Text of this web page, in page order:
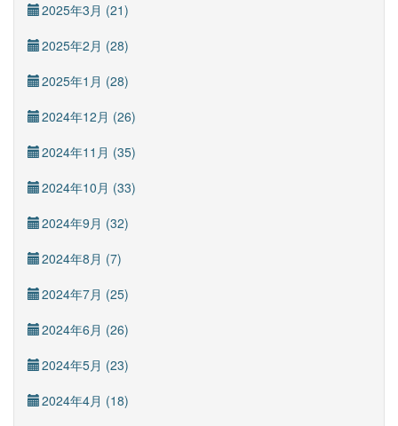
2025年3月 (21)
2025年2月 (28)
2025年1月 (28)
2024年12月 (26)
2024年11月 (35)
2024年10月 (33)
2024年9月 (32)
2024年8月 (7)
2024年7月 (25)
2024年6月 (26)
2024年5月 (23)
2024年4月 (18)